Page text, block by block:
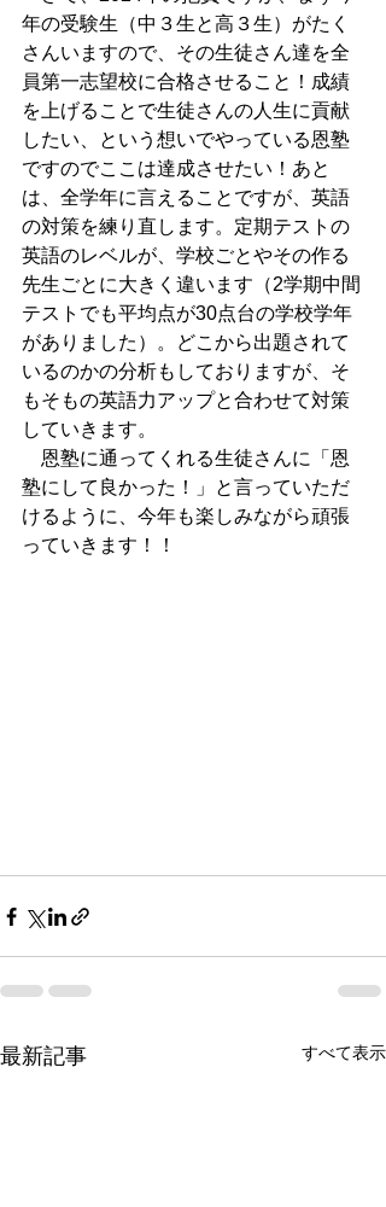
年の受験生（中３生と高３生）がたく
さんいますので、その生徒さん達を全
員第一志望校に合格させること！成績
を上げることで生徒さんの人生に貢献
したい、という想いでやっている恩塾
ですのでここは達成させたい！あと
は、全学年に言えることですが、英語
の対策を練り直します。定期テストの
英語のレベルが、学校ごとやその作る
先生ごとに大きく違います（2学期中間
テストでも平均点が30点台の学校学年
がありました）。どこから出題されて
いるのかの分析もしておりますが、そ
もそもの英語力アップと合わせて対策
していきます。
恩塾に通ってくれる生徒さんに「恩
塾にして良かった！」と言っていただ
けるように、今年も楽しみながら頑張
っていきます！！
最新記事 すべて表示